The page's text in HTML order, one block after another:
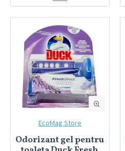
EcoMag Store
Odorizant gel pentru